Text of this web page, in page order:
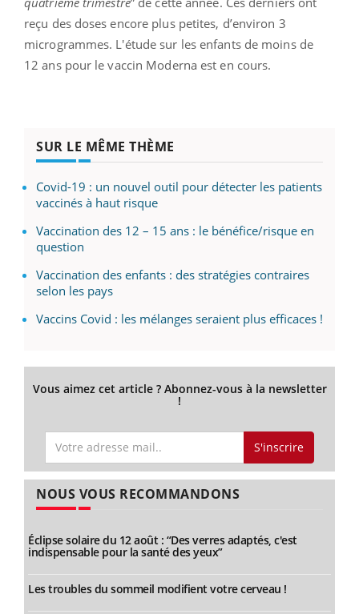
reçu des doses encore plus petites, d’environ 3
microgrammes. L'étude sur les enfants de moins de
12 ans pour le vaccin Moderna est en cours.
SUR LE MÊME THÈME
Covid-19 : un nouvel outil pour détecter les patients
vaccinés à haut risque
Vaccination des 12 – 15 ans : le bénéfice/risque en
question
Vaccination des enfants : des stratégies contraires
selon les pays
Vaccins Covid : les mélanges seraient plus efficaces !
Vous aimez cet article ? Abonnez-vous à la newsletter
!
S'inscrire
NOUS VOUS RECOMMANDONS
Éclipse solaire du 12 août : “Des verres adaptés, c'est
indispensable pour la santé des yeux”
Les troubles du sommeil modifient votre cerveau !